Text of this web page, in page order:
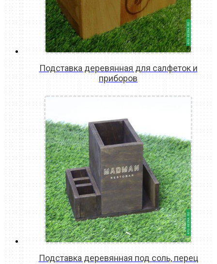
Подставка деревянная для салфеток и
приборов
READ MORE
Подставка деревянная под соль, перец